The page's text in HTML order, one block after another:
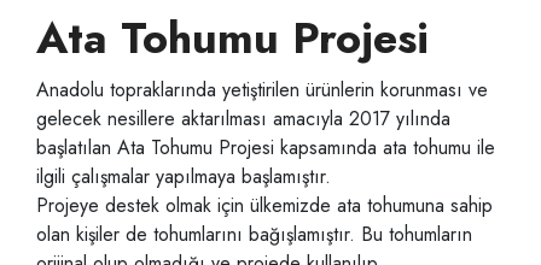
Ata Tohumu Projesi
Anadolu topraklarında yetiştirilen ürünlerin korunması ve
gelecek nesillere aktarılması amacıyla 2017 yılında
başlatılan Ata Tohumu Projesi kapsamında ata tohumu ile
ilgili çalışmalar yapılmaya başlamıştır.
Projeye destek olmak için ülkemizde ata tohumuna sahip
olan kişiler de tohumlarını bağışlamıştır. Bu tohumların